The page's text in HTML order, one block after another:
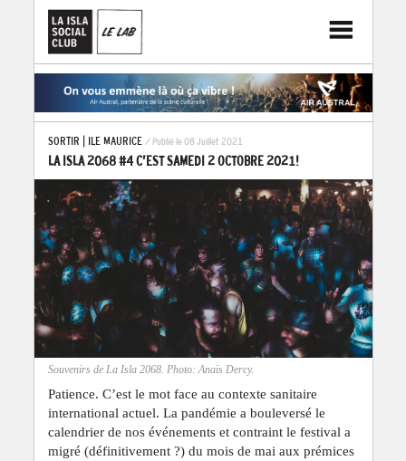
SORTIR ILE MAURICE / Publié le 08 Juillet 2021
LA ISLA 2068 #4 C’EST SAMEDI 2 OCTOBRE 2021!
Souvenirs de La Isla 2068. Photo: Anaïs Dercy.
Patience. C’est le mot face au contexte sanitaire
international actuel. La pandémie a bouleversé le
calendrier de nos événements et contraint le festival a
migré (définitivement ?) du mois de mai aux prémices